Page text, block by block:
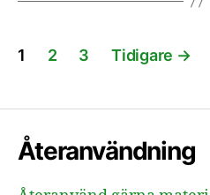
Sidnumrering
inlägg
1 2 3 Tidigare →
Återanvändning